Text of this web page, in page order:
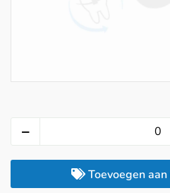
Toevoegen